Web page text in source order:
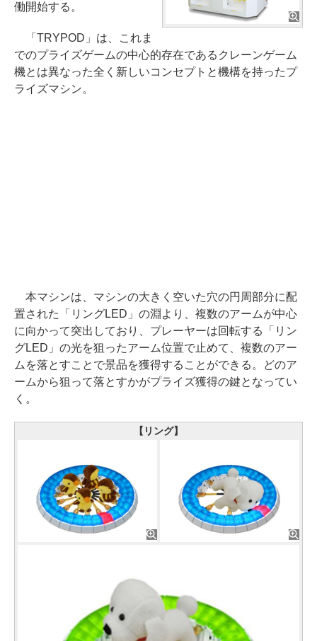
働開始する。
「TRYPOD」は、これま
でのプライズゲームの中心的存在であるクレーンゲーム
機とは異なった全く新しいコンセプトと機構を持ったプ
ライズマシン。
本マシンは、マシンの大きく空いた穴の円周部分に配
置された「リングLED」の淵より、複数のアームが中心
に向かって突出しており、プレーヤーは回転する「リン
グLED」の光を狙ったアーム位置で止めて、複数のアー
ムを落とすことで景品を獲得することができる。どのア
ームから狙って落とすかがプライズ獲得の鍵となってい
く。
【リング】